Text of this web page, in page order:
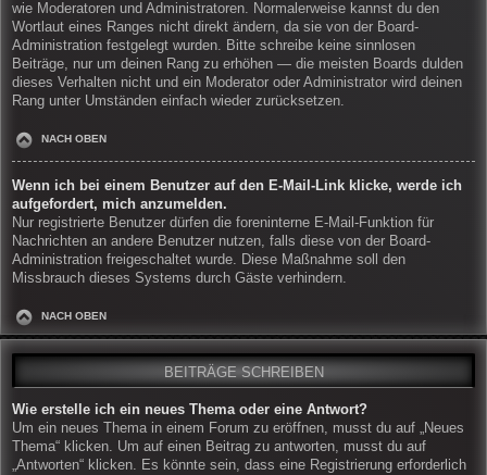
wie Moderatoren und Administratoren. Normalerweise kannst du den
Wortlaut eines Ranges nicht direkt ändern, da sie von der Board-
Administration festgelegt wurden. Bitte schreibe keine sinnlosen
Beiträge, nur um deinen Rang zu erhöhen — die meisten Boards dulden
dieses Verhalten nicht und ein Moderator oder Administrator wird deinen
Rang unter Umständen einfach wieder zurücksetzen.
NACH OBEN
Wenn ich bei einem Benutzer auf den E-Mail-Link klicke, werde ich
aufgefordert, mich anzumelden.
Nur registrierte Benutzer dürfen die foreninterne E-Mail-Funktion für
Nachrichten an andere Benutzer nutzen, falls diese von der Board-
Administration freigeschaltet wurde. Diese Maßnahme soll den
Missbrauch dieses Systems durch Gäste verhindern.
NACH OBEN
BEITRÄGE SCHREIBEN
Wie erstelle ich ein neues Thema oder eine Antwort?
Um ein neues Thema in einem Forum zu eröffnen, musst du auf „Neues
Thema“ klicken. Um auf einen Beitrag zu antworten, musst du auf
„Antworten“ klicken. Es könnte sein, dass eine Registrierung erforderlich